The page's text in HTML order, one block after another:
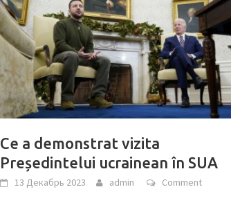
Ce a demonstrat vizita
Președintelui ucrainean în SUA
13 Декабрь 2023 admin Comment